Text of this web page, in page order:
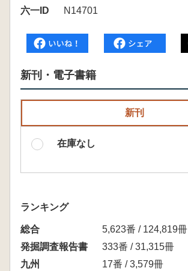
六一ID
N14701
新刊・電子書籍
新刊
在庫なし
ランキング
総合
5,623番 / 124,819冊
発掘調査報告書
333番 / 31,315冊
九州
17番 / 3,579冊